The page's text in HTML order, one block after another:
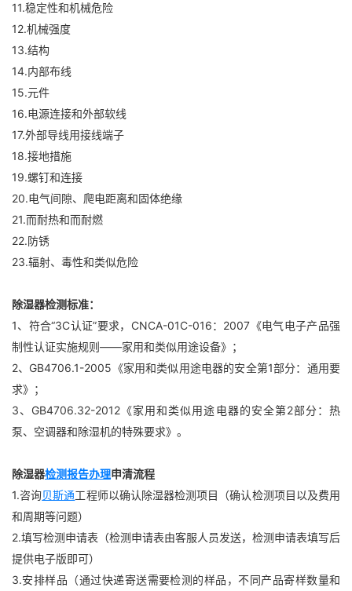
11.稳定性和机械危险
12.机械强度
13.结构
14.内部布线
15.元件
16.电源连接和外部软线
17.外部导线用接线端子
18.接地措施
19.螺钉和连接
20.电气间隙、爬电距离和固体绝缘
21.而耐热和而耐燃
22.防锈
23.辐射、毒性和类似危险
除湿器检测标准：
1、符合“3C认证”要求，CNCA-01C-016：2007《电气电子产品强
制性认证实施规则——家用和类似用途设备》；
2、GB4706.1-2005《家用和类似用途电器的安全第1部分：通用要
求》；
3、GB4706.32-2012《家用和类似用途电器的安全第2部分：热
泵、空调器和除湿机的特殊要求》。
除湿器检测报告办理申清流程
1.咨询贝斯通工程师以确认除湿器检测项目（确认检测项目以及费用
和周期等问题）
2.填写检测申请表（检测申请表由客服人员发送，检测申请表填写后
提供电子版即可）
3.安排样品（通过快递寄送需要检测的样品，不同产品寄样数量和